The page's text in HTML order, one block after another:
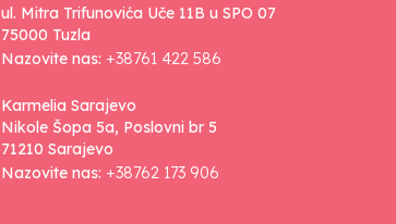
ul. Mitra Trifunovića Uče 11B u SPO 07
75000 Tuzla
Nazovite nas: +38761 422 586
Karmelia Sarajevo
Nikole Šopa 5a, Poslovni br 5
71210 Sarajevo
Nazovite nas: +38762 173 906